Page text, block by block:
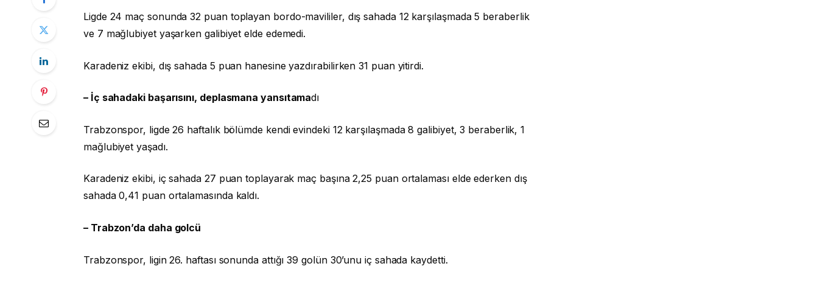
Ligde 24 maç sonunda 32 puan toplayan bordo-mavililer, dış sahada 12 karşılaşmada 5 beraberlik
ve 7 mağlubiyet yaşarken galibiyet elde edemedi.
Karadeniz ekibi, dış sahada 5 puan hanesine yazdırabilirken 31 puan yitirdi.
– İç sahadaki başarısını, deplasmana yansıtamadı
Trabzonspor, ligde 26 haftalık bölümde kendi evindeki 12 karşılaşmada 8 galibiyet, 3 beraberlik, 1
mağlubiyet yaşadı.
Karadeniz ekibi, iç sahada 27 puan toplayarak maç başına 2,25 puan ortalaması elde ederken dış
sahada 0,41 puan ortalamasında kaldı.
– Trabzon’da daha golcü
Trabzonspor, ligin 26. haftası sonunda attığı 39 golün 30’unu iç sahada kaydetti.